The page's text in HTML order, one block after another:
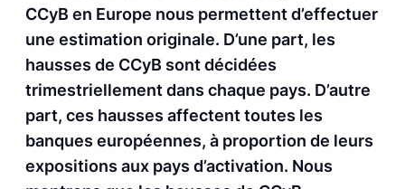
CCyB en Europe nous permettent d’effectuer
une estimation originale. D’une part, les
hausses de CCyB sont décidées
trimestriellement dans chaque pays. D’autre
part, ces hausses affectent toutes les
banques européennes, à proportion de leurs
expositions aux pays d’activation. Nous